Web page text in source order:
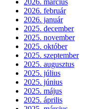
2026. február
2026. január
2025. december
2025. november
2025. október
2025. szeptember
2025. augusztus
2025. július
2025. június
2025. május
2025. április